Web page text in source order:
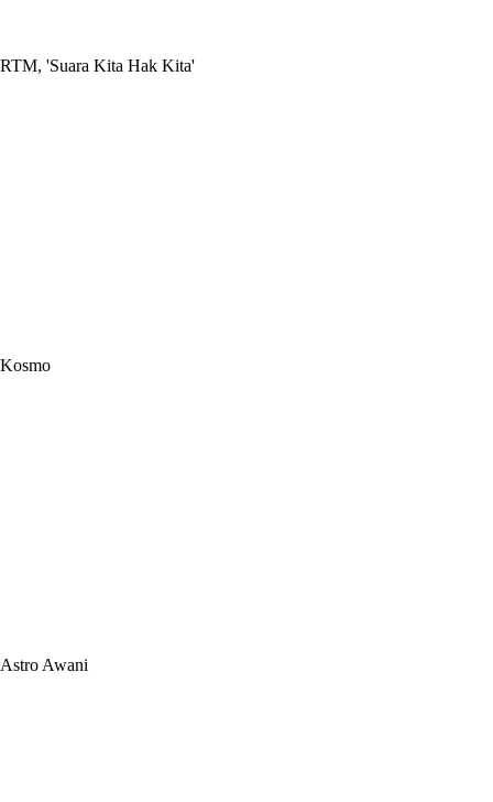
RTM, 'Suara Kita Hak Kita'
Kosmo
Astro Awani